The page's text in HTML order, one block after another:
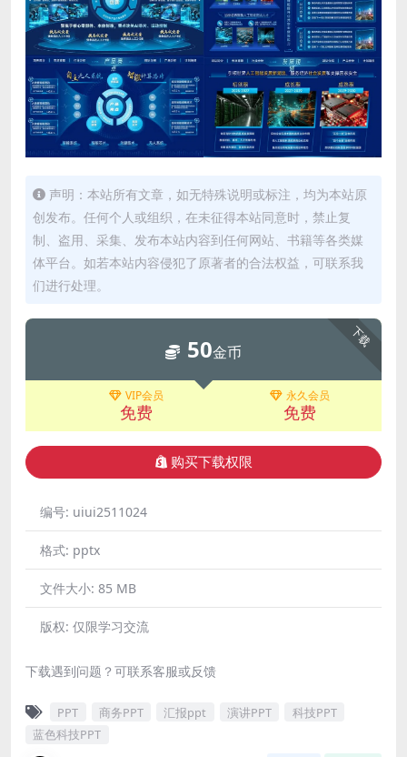
声明：本站所有文章，如无特殊说明或标注，均为本站原
创发布。任何个人或组织，在未征得本站同意时，禁止复
制、盗用、采集、发布本站内容到任何网站、书籍等各类媒
体平台。如若本站内容侵犯了原著者的合法权益，可联系我
们进行处理。
下载
50金币
VIP会员
免费
永久会员
免费
购买下载权限
编号: uiui2511024
格式: pptx
文件大小: 85 MB
版权: 仅限学习交流
下载遇到问题？可联系客服或反馈
PPT 商务PPT 汇报ppt 演讲PPT
科技PPT
蓝色科技PPT